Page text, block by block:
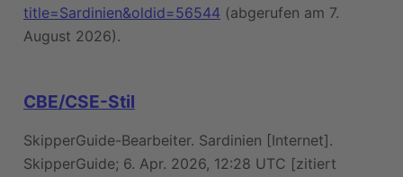
title=Sardinien&oldid=56544 (abgerufen am 7.
August 2026).
CBE/CSE-Stil
SkipperGuide-Bearbeiter. Sardinien [Internet].
SkipperGuide; 6. Apr. 2026, 12:28 UTC [zitiert